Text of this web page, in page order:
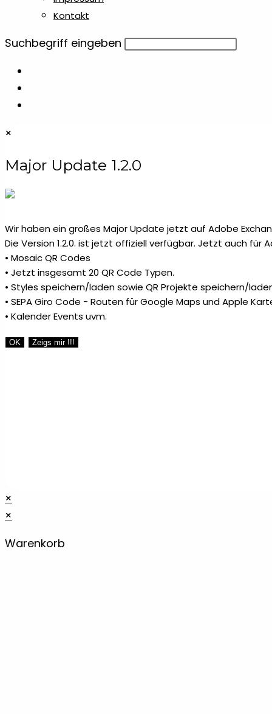
Kontakt
Diese
durchsuchen
Suchbegriff eingeben
×
Major Update 1.2.0
Wir haben ein großes Major Update jetzt auf Adobe
Die Version 1.2.0. ist jetzt offiziell verfügbar. Jetzt auch für
• Mosaic QR Codes
• Jetzt insgesamt 20 QR Code Typen.
• Styles speichern/laden sowie QR Projekte speichern/
• SEPA Giro Code - Routen für Google Maps und Apple
• Kalender Events uvm.
OK Zeigs mir !!!
×
×
Warenkorb